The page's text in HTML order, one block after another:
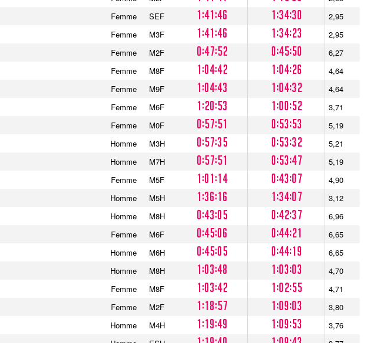
Femme SEF 1:41:46 1:34:30
2,95
Femme M3F 1:41:46 1:34:23
2,95
Femme M2F 0:47:52 0:45:50
6,27
Femme M8F 1:04:42 1:04:26
4,64
Femme M9F 1:04:43 1:04:32
4,64
Femme M6F 1:20:53 1:00:52
3,71
Femme M0F 0:57:51 0:53:53
5,19
Homme M3H 0:57:35 0:53:32
5,21
Homme M7H 0:57:51 0:53:47
5,19
Femme M5F 1:01:14 0:43:07
4,90
Homme M5H 1:36:16 1:34:07
3,12
Homme M8H 0:43:05 0:42:37
6,96
Femme M6F 0:45:06 0:44:21
6,65
Homme M6H 0:45:05 0:44:19
6,65
Homme M8H 1:03:48 1:03:03
4,70
Femme M8F 1:03:42 1:02:55
4,71
Femme M2F 1:18:57 1:09:03
3,80
Homme M4H 1:19:49 1:09:53
3,76